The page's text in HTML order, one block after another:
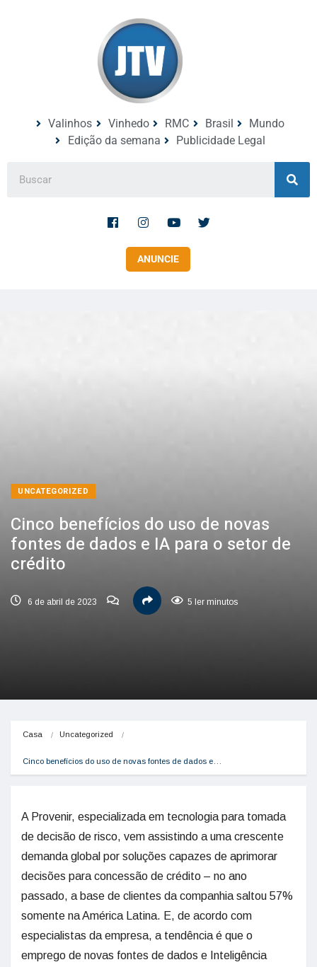
Valinhos Vinhedo RMC Brasil
Mundo
Edição da semana
Publicidade Legal
ANUNCIE
UNCATEGORIZED
Cinco benefícios do uso de novas
fontes de dados e IA para o setor de
crédito
6 de abril de 2023 5 ler minutos
Casa Uncategorized
Cinco benefícios do uso de novas fontes de dados e…
A Provenir, especializada em tecnologia para tomada
de decisão de risco, vem assistindo a uma crescente
demanda global por soluções capazes de aprimorar
decisões para concessão de crédito – no ano
passado, a base de clientes da companhia saltou 57%
somente na América Latina. E, de acordo com
especialistas da empresa, a tendência é que o
emprego de novas fontes de dados e Inteligência